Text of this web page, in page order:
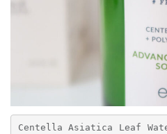
Centella Asiatica Leaf